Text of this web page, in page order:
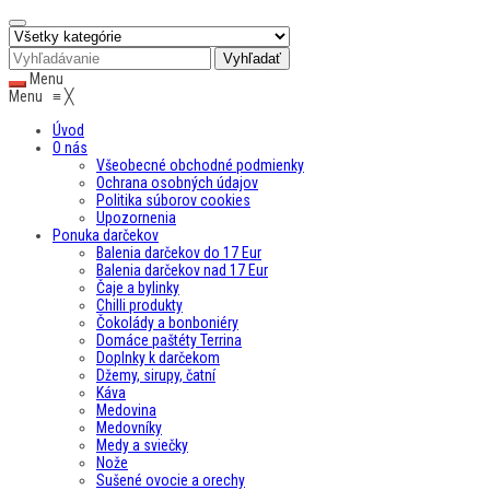
Menu
Menu ≡╳
Úvod
O nás
Všeobecné obchodné podmienky
Ochrana osobných údajov
Politika súborov cookies
Upozornenia
Ponuka darčekov
Balenia darčekov do 17 Eur
Balenia darčekov nad 17 Eur
Čaje a bylinky
Chilli produkty
Čokolády a bonboniéry
Domáce paštéty Terrina
Doplnky k darčekom
Džemy, sirupy, čatní
Káva
Medovina
Medovníky
Medy a sviečky
Nože
Sušené ovocie a orechy